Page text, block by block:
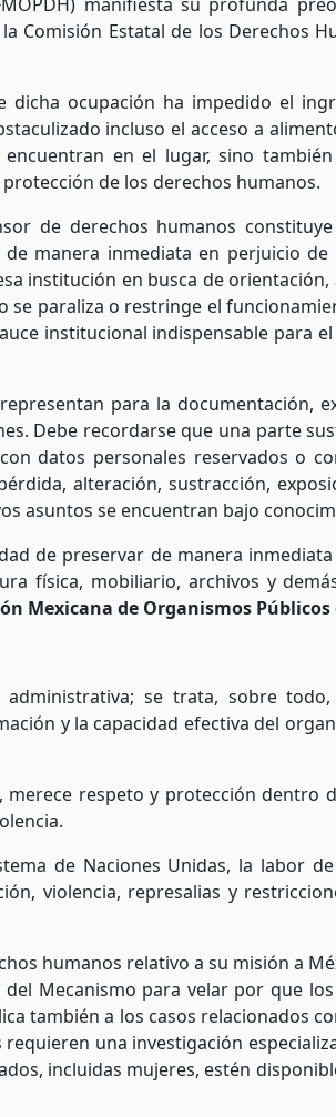
Comisión Estatal de los Derechos
ocupación ha impedido el
incluso el acceso a
en el lugar, sino
de los derechos humanos.
de derechos humanos
manera inmediata en perjuicio de
institución en busca de
se paraliza o restringe el
institucional indispensable para
para la documentación,
Debe recordarse que una parte
datos personales reservados o
alteración, sustracción,
asuntos se encuentran bajo
de preservar de manera
física, mobiliario, archivos y
Mexicana de Organismos
se trata, sobre
y la capacidad efectiva del
respeto y protección dentro
de Naciones Unidas, la labor
violencia, represalias y
humanos relativo a su misión a
Mecanismo para velar por que
también a los casos relacionados
una investigación
incluidas mujeres, estén